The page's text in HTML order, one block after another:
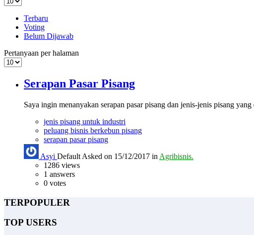
Terbaru
Voting
Belum Dijawab
Pertanyaan per halaman
Serapan Pasar Pisang
Saya ingin menanyakan serapan pasar pisang dan jenis-jenis pisang
jenis pisang untuk industri
peluang bisnis berkebun pisang
serapan pasar pisang
Asyi Default Asked on 15/12/2017 in Agribisnis.
1286 views
1 answers
0 votes
TERPOPULER
TOP USERS